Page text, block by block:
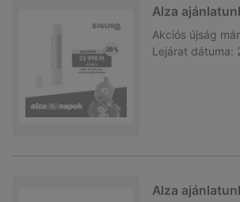
Alza
Akciós újság
Lejárat dátuma:
Alza